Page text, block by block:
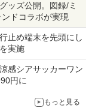
ッズ公開。図録/ミ
ドコラボが実現
止め端末を先頭にし
実施
感シアサッカーワン
円に
もっと見る